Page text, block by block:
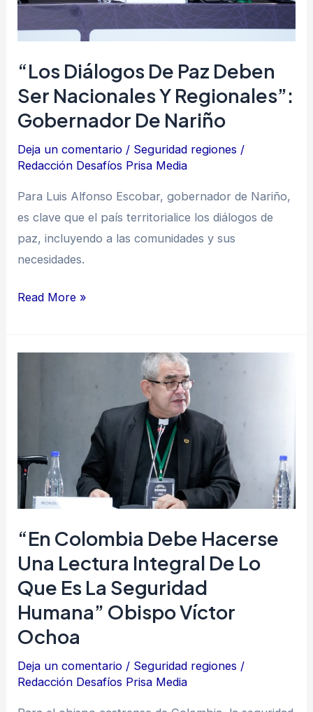
“Los Diálogos De Paz Deben
Ser Nacionales Y Regionales”:
Gobernador De Nariño
Deja un comentario / Seguridad regiones /
Redacción Desafíos Prisa Media
Para Luis Alfonso Escobar, gobernador de Nariño,
es clave que el país territorialice los diálogos de
paz, incluyendo a las comunidades y sus
necesidades.
regionales”:
gobernador
Nariño
Read More »
“En Colombia Debe Hacerse
Una Lectura Integral De Lo
Que Es La Seguridad
Humana” Obispo Víctor
Ochoa
Deja un comentario / Seguridad regiones /
Redacción Desafíos Prisa Media
lectura
integral
de
lo
es
la
seguridad
humana”
Víctor